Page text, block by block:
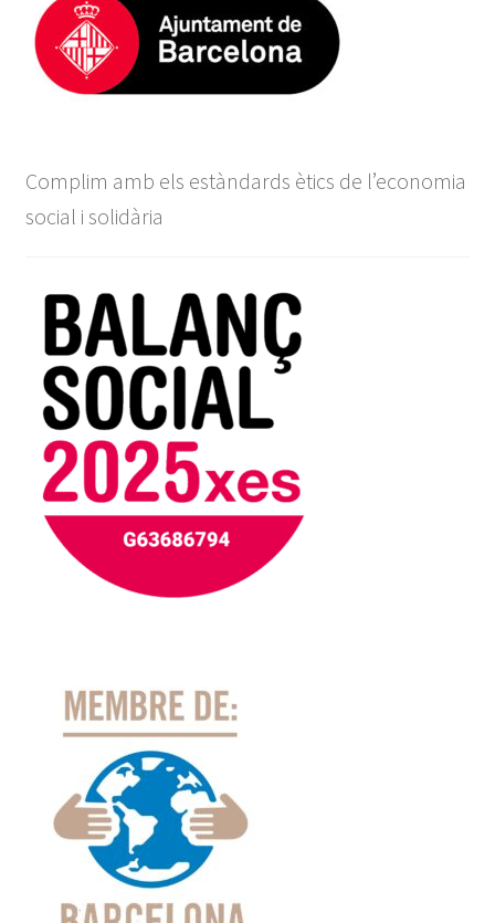
Complim amb els estàndards ètics de l’economia
social i solidària